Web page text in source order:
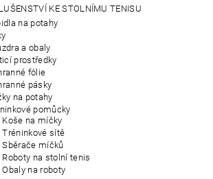
KE STOLNÍMU TENISU
na potahy
a obaly
prostředky
fólie
pásky
na potahy
pomůcky
Koše na míčky
Tréninkové sítě
Sběrače míčků
Roboty na stolní tenis
Obaly na roboty